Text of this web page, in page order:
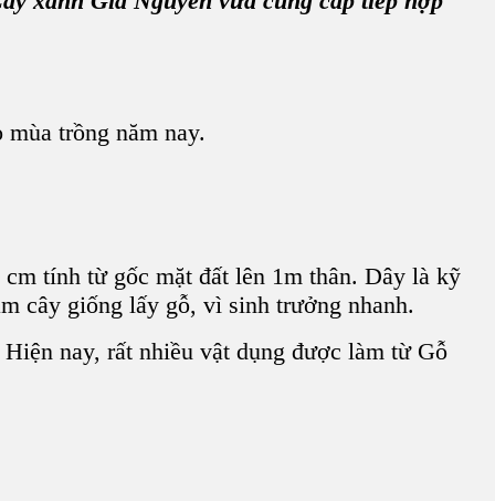
trồng năm nay.
tính từ gốc mặt đất lên 1m thân. Dây là kỹ
cây giống lấy gỗ, vì sinh trưởng nhanh.
nay, rất nhiều vật dụng được làm từ Gỗ